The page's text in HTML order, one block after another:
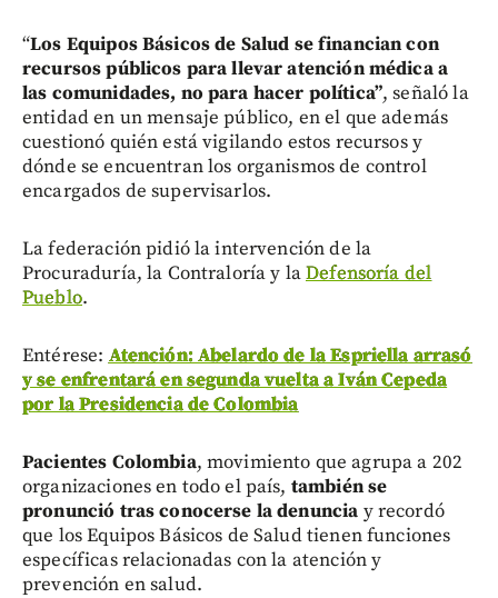
“Los Equipos Básicos de Salud se financian con
recursos públicos para llevar atención médica a
las comunidades, no para hacer política”, señaló la
entidad en un mensaje público, en el que además
cuestionó quién está vigilando estos recursos y
dónde se encuentran los organismos de control
encargados de supervisarlos.
La federación pidió la intervención de la
Procuraduría, la Contraloría y laDefensoría del
Pueblo.
Entérese: Atención: Abelardo de la Espriella arrasó
y se enfrentará en segunda vuelta a Iván Cepeda
por la Presidencia de Colombia
Pacientes Colombia, movimiento que agrupa a 202
organizaciones en todo el país, también se
pronunció tras conocerse la denuncia y recordó
que los Equipos Básicos de Salud tienen funciones
específicas relacionadas con la atención y
prevención en salud.